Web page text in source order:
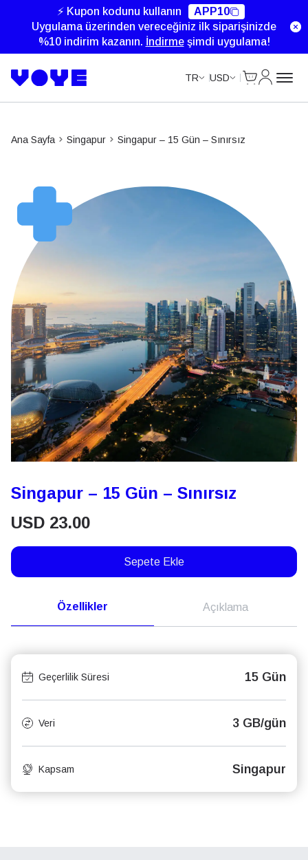
⚡ Kupon kodunu kullanın
APP10
Uygulama üzerinden vereceğiniz ilk siparişinizde
%10 indirim kazanın. İndirmeşimdi uygulama!
TR USD
Ana Sayfa Singapur Singapur – 15 Gün – Sınırsız
Singapur – 15 Gün – Sınırsız
USD 23.00
Sepete Ekle
Özellikler Açıklama
Geçerlilik Süresi 15 Gün
Veri 3 GB/gün
Kapsam Singapur
Unlimited Data
Unlimited Data
Unlimited Data
Unlimited Data